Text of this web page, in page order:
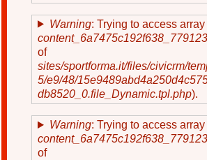
Warning: Trying to access
of
sites/sportforma.it/files/civicrm/
5/e9/48/
db8520_0.file_Dynamic.tpl.php).
Warning: Trying to access
of